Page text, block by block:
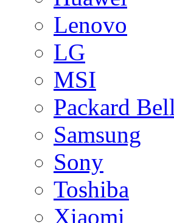
Lenovo
LG
MSI
Packard Bell
Samsung
Sony
Toshiba
Xiaomi